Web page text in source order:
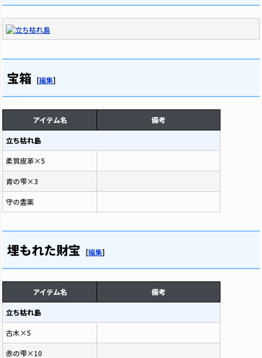
宝箱 [編集]
アイテム名 備考
立ち枯れ島
柔質皮革×5
青の雫×3
守の霊薬
埋もれた財宝 [編集]
アイテム名 備考
立ち枯れ島
古木×5
赤の雫×10